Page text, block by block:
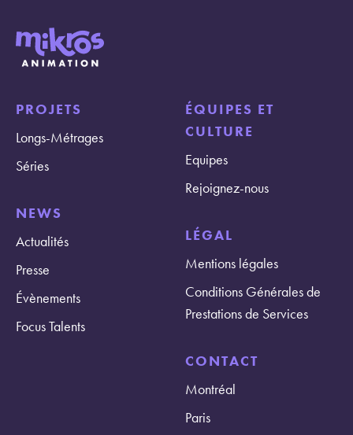
PROJETS
Longs-Métrages
Séries
NEWS
Actualités
Presse
Évènements
Focus Talents
ÉQUIPES ET
CULTURE
Equipes
Rejoignez-nous
LÉGAL
Mentions légales
Conditions Générales de
Prestations de Services
CONTACT
Montréal
Paris